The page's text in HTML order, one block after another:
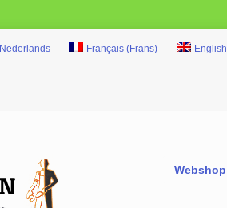
Nederlands Français (Frans) English
Webshop